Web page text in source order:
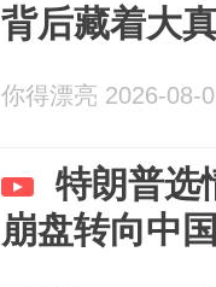
背后藏着大
你得漂亮 2026-08-
特朗普选
崩盘转向中